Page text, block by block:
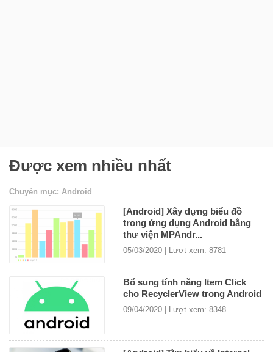
Được xem nhiều nhất
Chuyên mục: Android
[Android] Xây dựng biểu đồ
trong ứng dụng Android bằng
thư viện MPAndr...
05/03/2020 | Lượt xem: 8781
Bổ sung tính năng Item Click
cho RecyclerView trong Android
09/04/2020 | Lượt xem: 8348